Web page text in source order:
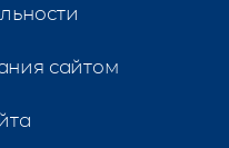
сайтом